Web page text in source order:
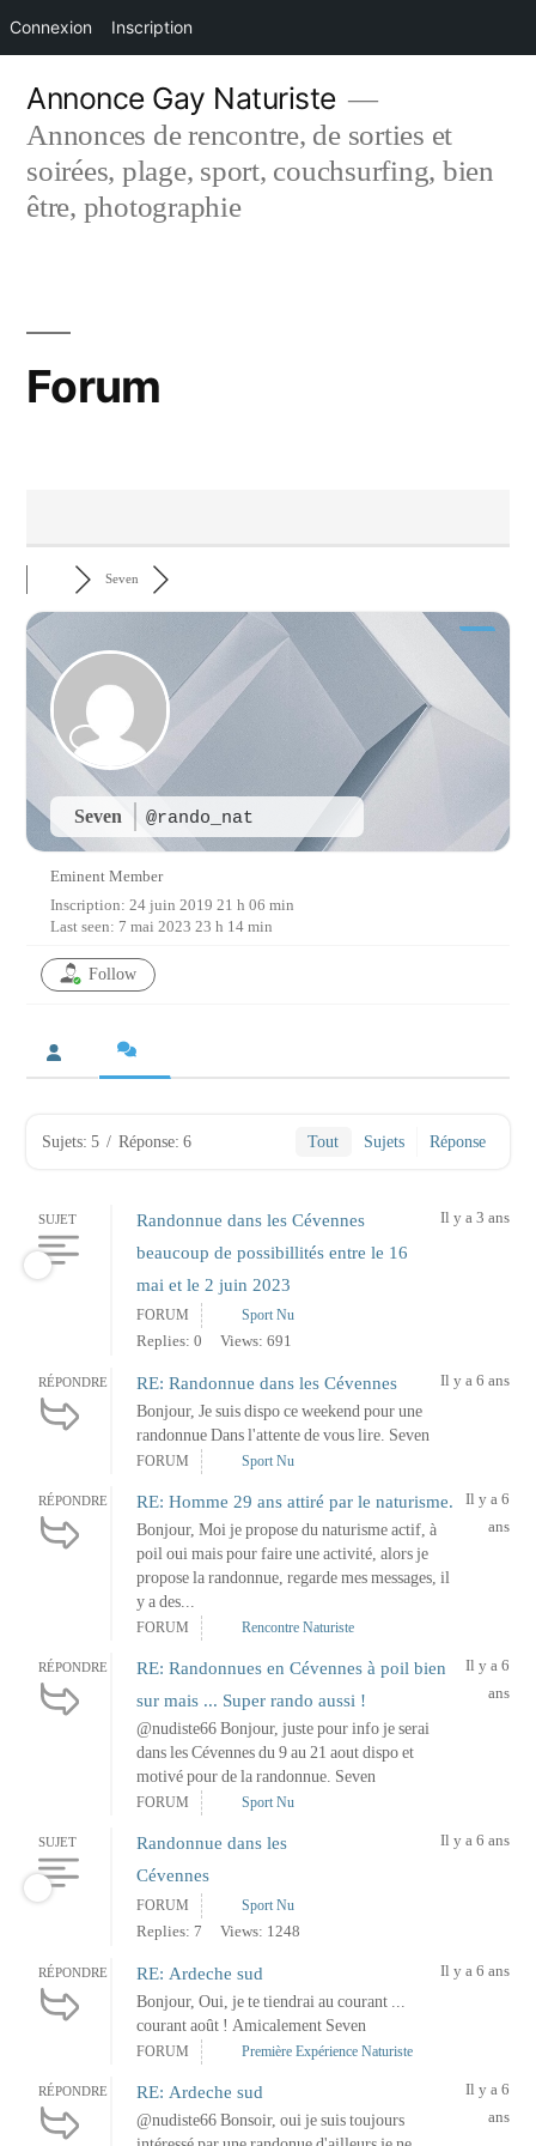
Connexion Inscription
contenu
Annonce Gay Naturiste
Annonces de rencontre, de sorties et
soirées, plage, sport, couchsurfing, bien
être, photographie
Forum
Seven
Seven @rando_nat
Eminent Member
Inscription: 24 juin 2019 21 h 06 min
Last seen: 7 mai 2023 23 h 14 min
Follow
Sujets: 5 / Réponse: 6 Tout Sujets Réponse
SUJET
Randonnue dans les Cévennes
beaucoup de possibillités entre le 16
mai et le 2 juin 2023
Il y a 3 ans
FORUM Sport Nu
Replies: 0 Views: 691
RÉPONDRE RE: Randonnue dans les Cévennes
Bonjour, Je suis dispo ce weekend pour une
randonnue Dans l'attente de vous lire. Seven
Il y a 6 ans
FORUM Sport Nu
RÉPONDRE RE: Homme 29 ans attiré par le naturisme.
Bonjour, Moi je propose du naturisme actif, à
poil oui mais pour faire une activité, alors je
propose la randonnue, regarde mes messages, il
y a des...
Il y a 6
ans
FORUM Rencontre Naturiste
RÉPONDRE
RE: Randonnues en Cévennes à poil bien
sur mais ... Super rando aussi !
@nudiste66 Bonjour, juste pour info je serai
dans les Cévennes du 9 au 21 aout dispo et
motivé pour de la randonnue. Seven
Il y a 6
ans
FORUM Sport Nu
SUJET
Randonnue dans les
Cévennes
Il y a 6 ans
FORUM Sport Nu
Replies: 7 Views: 1248
RÉPONDRE RE: Ardeche sud
Bonjour, Oui, je te tiendrai au courant ...
courant août ! Amicalement Seven
Il y a 6 ans
FORUM Première Expérience Naturiste
RÉPONDRE RE: Ardeche sud
@nudiste66 Bonsoir, oui je suis toujours
Il y a 6
ans